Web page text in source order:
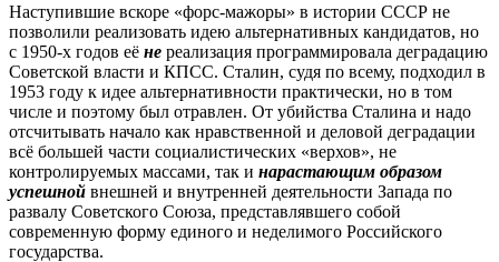
Наступившие вскоре «форс-мажоры» в истории СССР не
позволили реализовать идею альтернативных кандидатов, но
с 1950-х годов её не реализация программировала деградацию
Советской власти и КПСС. Сталин, судя по всему, подходил в
1953 году к идее альтернативности практически, но в том
числе и поэтому был отравлен. От убийства Сталина и надо
отсчитывать начало как нравственной и деловой деградации
всё большей части социалистических «верхов», не
контролируемых массами, так и нарастающим образом
успешной внешней и внутренней деятельности Запада по
развалу Советского Союза, представлявшего собой
современную форму единого и неделимого Российского
государства.